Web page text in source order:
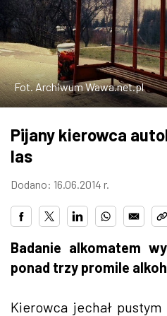
W WARSZAWIE
MARKETPLACE
Fot. Archiwum Wawa.net.pl
Pijany kierowca
las
Dodano: 16.06.2014 r.
Badanie alkomatem
ponad trzy promile
Kierowca jechał